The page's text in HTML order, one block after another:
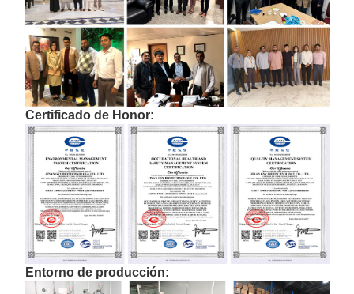
Certificado de Honor:
Entorno de producción: